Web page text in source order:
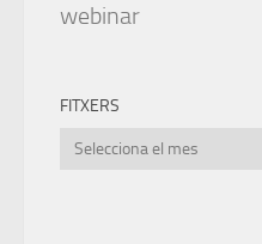
webinar
FITXERS
Fitxers